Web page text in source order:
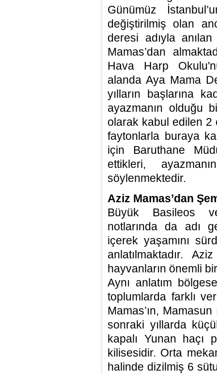
Günümüz
değiştirilmiş olan
deresi adıyla
Mamas’dan
Hava Harp
alanda Aya Mama
yılların başlarına
ayazmanın olduğu
olarak kabul edilen 2
faytonlarla buraya
için Baruthane
ettikleri,
söylenmektedir.
Aziz Mamas’dan
Büyük Basileos
notlarında da adı
içerek yaşamını
anlatılmaktadır.
hayvanların önemli
Aynı anlatım
toplumlarda farklı
Mamas’ın,
sonraki yıllarda
kapalı Yunan haçı
kilisesidir. Orta
halinde dizilmiş 6